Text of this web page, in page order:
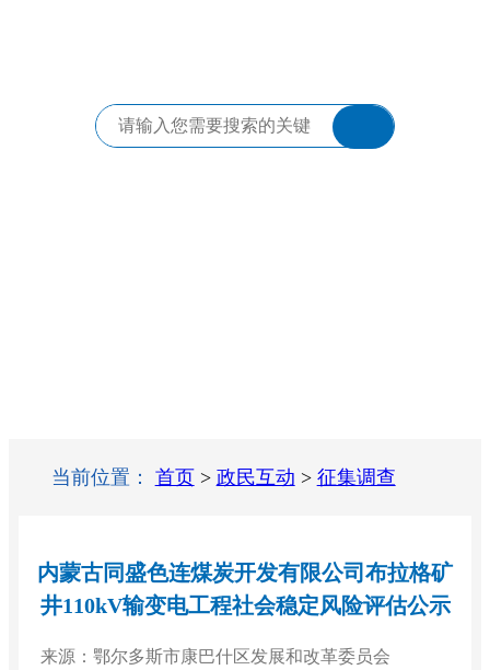
当前位置： 首页 > 政民互动 > 征集调查
内蒙古同盛色连煤炭开发有限公司布拉格矿
井110kV输变电工程社会稳定风险评估公示
来源：鄂尔多斯市康巴什区发展和改革委员会